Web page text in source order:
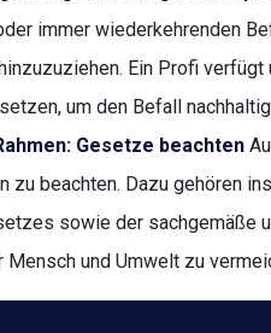
immer wiederkehrenden
Ein Profi
um den Befall
Gesetze beachten
zu beachten. Dazu gehören
sowie der sachgemäße
Mensch und Umwelt zu